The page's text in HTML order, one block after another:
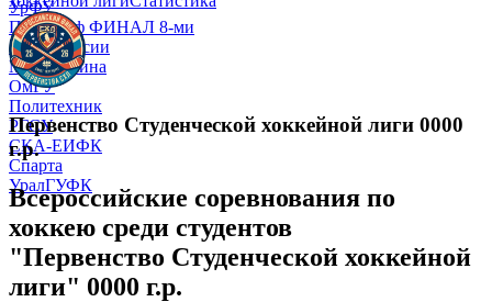
УрФУ
Плей-офф ФИНАЛ 8-ми
Запад России
МГУ-Талина
ОмГУ
Политехник
РГСУ
СКА-ЕИФК
Спарта
УралГУФК
Первенство Студенческой хоккейной лиги 0000
г.р.
Всероссийские соревнования по
хоккею среди студентов
"Первенство Студенческой хоккейной
лиги" 0000 г.р.